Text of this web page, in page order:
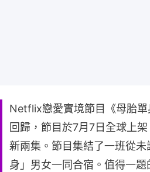
Netflix戀愛實境節目《母胎
回歸，節目於7月7日全球上
新兩集。節目集結了一班從
身」男女一同合宿。值得一